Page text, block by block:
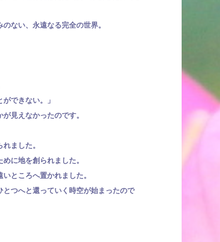
ない、永遠なる完全の世界。
できない。」
見えなかったのです。
ました。
に地を創られました。
ところへ置かれました。
つへと還っていく時空が始まったので